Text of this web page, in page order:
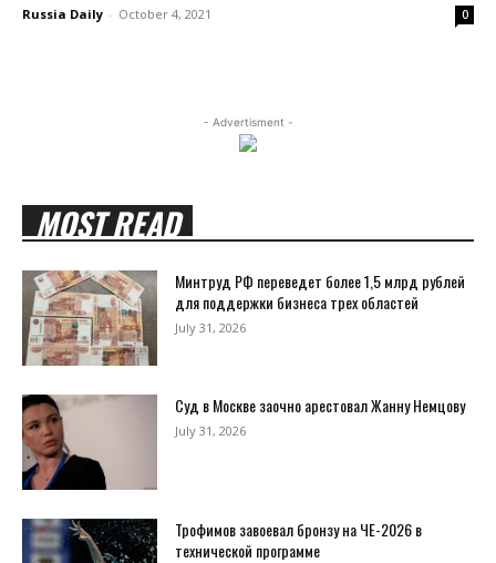
Russia Daily - October 4, 2021 0
- Advertisment -
MOST READ
Минтруд РФ переведет более 1,5 млрд рублей
для поддержки бизнеса трех областей
July 31, 2026
Суд в Москве заочно арестовал Жанну Немцову
July 31, 2026
Трофимов завоевал бронзу на ЧЕ-2026 в
технической программе